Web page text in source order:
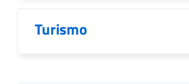
Turismo